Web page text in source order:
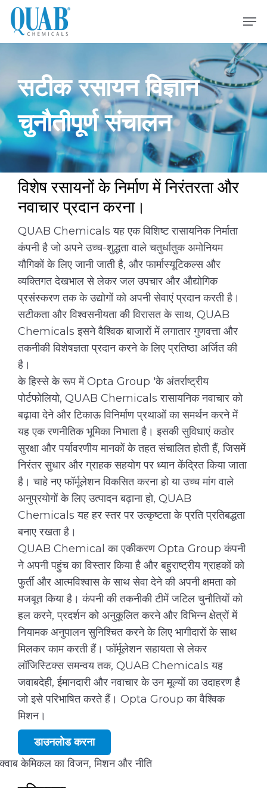
मुख्य
सामग्री
मेनू
सटीक रसायन विज्ञान
चुनौतीपूर्ण संचालन
विशेष रसायनों के निर्माण में निरंतरता और
नवाचार प्रदान करना।
QUAB Chemicals यह एक विशिष्ट रासायनिक निर्माता
कंपनी है जो अपने उच्च-शुद्धता वाले चतुर्धातुक अमोनियम
यौगिकों के लिए जानी जाती है, और फार्मास्यूटिकल्स और
व्यक्तिगत देखभाल से लेकर जल उपचार और औद्योगिक
प्रसंस्करण तक के उद्योगों को अपनी सेवाएं प्रदान करती है।
सटीकता और विश्वसनीयता की विरासत के साथ, QUAB
Chemicals इसने वैश्विक बाजारों में लगातार गुणवत्ता और
तकनीकी विशेषज्ञता प्रदान करने के लिए प्रतिष्ठा अर्जित की
है।
के हिस्से के रूप में Opta Group 'के अंतर्राष्ट्रीय
पोर्टफोलियो, QUAB Chemicals रासायनिक नवाचार को
बढ़ावा देने और टिकाऊ विनिर्माण प्रथाओं का समर्थन करने में
यह एक रणनीतिक भूमिका निभाता है। इसकी सुविधाएं कठोर
सुरक्षा और पर्यावरणीय मानकों के तहत संचालित होती हैं, जिसमें
निरंतर सुधार और ग्राहक सहयोग पर ध्यान केंद्रित किया जाता
है। चाहे नए फॉर्मूलेशन विकसित करना हो या उच्च मांग वाले
अनुप्रयोगों के लिए उत्पादन बढ़ाना हो, QUAB
Chemicals यह हर स्तर पर उत्कृष्टता के प्रति प्रतिबद्धता
बनाए रखता है।
QUAB Chemical का एकीकरण Opta Group कंपनी
ने अपनी पहुंच का विस्तार किया है और बहुराष्ट्रीय ग्राहकों को
फुर्ती और आत्मविश्वास के साथ सेवा देने की अपनी क्षमता को
मजबूत किया है। कंपनी की तकनीकी टीमें जटिल चुनौतियों को
हल करने, प्रदर्शन को अनुकूलित करने और विभिन्न क्षेत्रों में
नियामक अनुपालन सुनिश्चित करने के लिए भागीदारों के साथ
मिलकर काम करती हैं। फॉर्मूलेशन सहायता से लेकर
लॉजिस्टिक्स समन्वय तक, QUAB Chemicals यह
जवाबदेही, ईमानदारी और नवाचार के उन मूल्यों का उदाहरण है
जो इसे परिभाषित करते हैं। Opta Group का वैश्विक
मिशन।
डाउनलोड करना
केमिकल का विजन, मिशन और नीति